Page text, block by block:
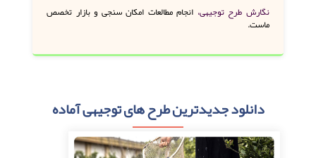
نگارش طرح توجیهی، انجام مطالعات امکان سنجی و بازار تخصص
ماست.
دانلود جدیدترین طرح های توجیهی آماده